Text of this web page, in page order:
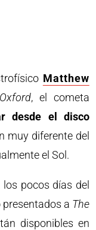
Matthew
, el cometa
desde el disco
muy diferente del
el Sol.
pocos días del
a The
disponibles en